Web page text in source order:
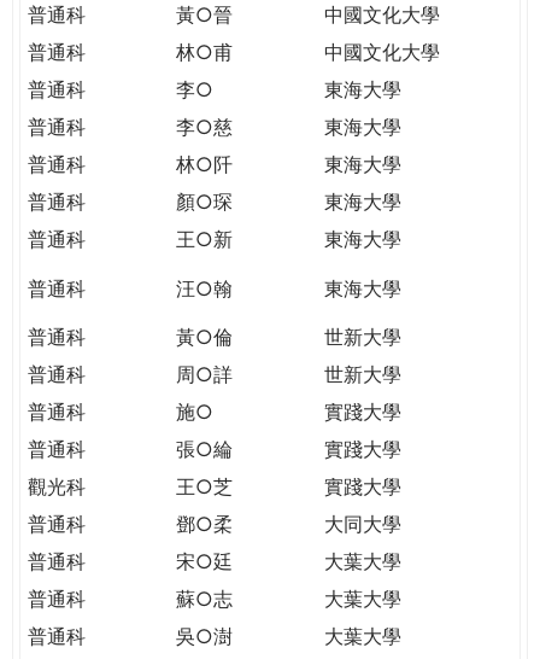
普通科
黃○晉
中國文化大學
普通科
林○甫
中國文化大學
普通科
李○
東海大學
普通科
李○慈
東海大學
普通科
林○阡
東海大學
普通科
顏○琛
東海大學
普通科
王○新 東海大學
普通科 汪○翰
東海大學
普通科
黃○倫
世新大學
普通科
周○詳
世新大學
普通科
施○
實踐大學
普通科
張○綸
實踐大學
觀光科
王○芝
實踐大學
普通科
鄧○柔
大同大學
普通科
宋○廷
大葉大學
普通科
蘇○志
大葉大學
普通科
吳○澍
大葉大學